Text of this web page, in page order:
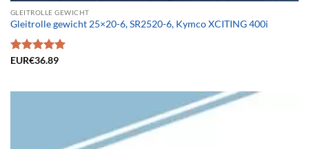
GLEITROLLE GEWICHT
Gleitrolle gewicht 25×20-6, SR2520-6, Kymco XCITING 400i
Bewertet
EUR€36.89